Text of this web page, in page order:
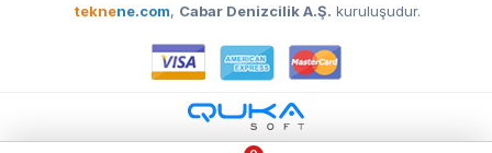
teknene.com, Cabar Denizcilik A.Ş. kuruluşudur.